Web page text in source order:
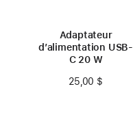
Adaptateur
d’alimentation USB-
C 20 W
25,00 $